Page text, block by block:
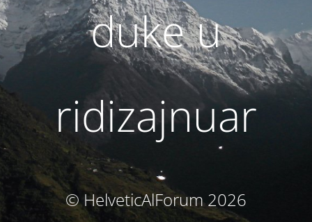
duke u
ridizajnuar
© HelveticAlForum 2026